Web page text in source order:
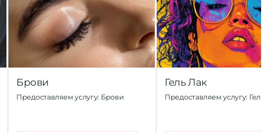
Брови
Предоставляем услугу: Брови
Гель Лак
Предоставляем услугу: Гель